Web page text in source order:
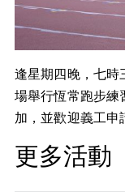
逢星期四晚，七時
場舉行恆常跑步練
加，並歡迎義工申
更多活動